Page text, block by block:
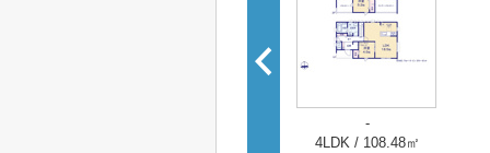
-
4LDK / 108.48㎡